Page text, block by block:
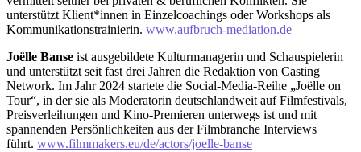
unterstützt Klient*innen in Einzelcoachings oder Workshops als
Kommunikationstrainierin. www.aufbruch-mediation.de
Joëlle Banse ist ausgebildete Kulturmanagerin und Schauspielerin
und unterstützt seit fast drei Jahren die Redaktion von Casting
Network. Im Jahr 2024 startete die Social-Media-Reihe „Joëlle on
Tour“, in der sie als Moderatorin deutschlandweit auf Filmfestivals,
Preisverleihungen und Kino-Premieren unterwegs ist und mit
spannenden Persönlichkeiten aus der Filmbranche Interviews
führt. www.filmmakers.eu/de/actors/joelle-banse